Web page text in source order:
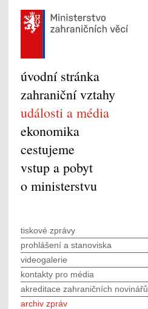
úvodní stránka
zahraniční vztahy
události a média
ekonomika
cestujeme
vstup a pobyt
o ministerstvu
tiskové zprávy
prohlášení a stanoviska
videogalerie
kontakty pro média
akreditace zahraničních novinářů
archiv zpráv